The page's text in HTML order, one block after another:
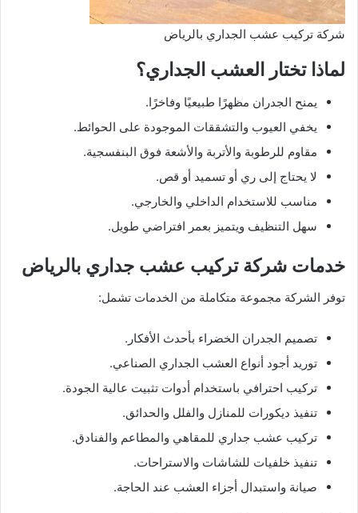
شركة تركيب عشب الجداري بالرياض
لماذا تختار العشب الجداري؟
يمنح الجدران مظهرًا طبيعيًا وفاخرًا.
يخفي العيوب والتشققات الموجودة على الحوائط.
مقاوم للرطوبة والأتربة والأشعة فوق البنفسجية.
لا يحتاج إلى ري أو تسميد أو قص.
مناسب للاستخدام الداخلي والخارجي.
سهل التنظيف ويتميز بعمر افتراضي طويل.
خدمات شركة تركيب عشب جداري بالرياض
توفر الشركة مجموعة متكاملة من الخدمات تشمل:
تصميم الجدران الخضراء بأحدث الأفكار.
توريد أجود أنواع العشب الجداري الصناعي.
تركيب احترافي باستخدام أدوات تثبيت عالية الجودة.
تنفيذ ديكورات للمنازل والفلل والحدائق.
تركيب عشب جداري للمقاهي والمطاعم والفنادق.
تنفيذ خلفيات للشاشات والاستراحات.
صيانة واستبدال أجزاء العشب عند الحاجة.